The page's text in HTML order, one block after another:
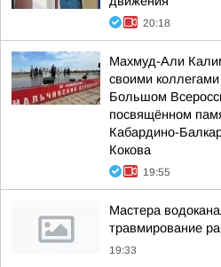
20:18
Махмуд-Али
своими
Большом
посвящённом
Кабардино-
Кокова
19:55
Мастера
травмирование
19:33